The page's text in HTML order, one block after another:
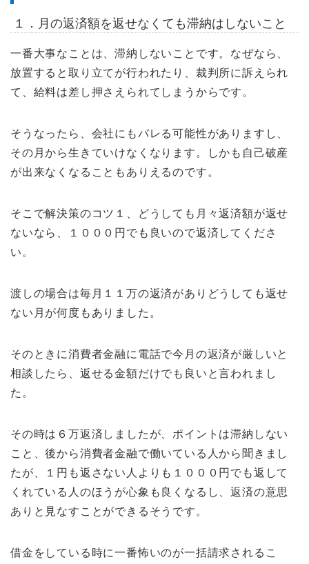
１．月の返済額を返せなくても滞納はしないこと
一番大事なことは、滞納しないことです。なぜなら、
放置すると取り立てが行われたり、裁判所に訴えられ
て、給料は差し押さえられてしまうからです。
そうなったら、会社にもバレる可能性がありますし、
その月から生きていけなくなります。しかも自己破産
が出来なくなることもありえるのです。
そこで解決策のコツ１、どうしても月々返済額が返せ
ないなら、１０００円でも良いので返済してくださ
い。
渡しの場合は毎月１１万の返済がありどうしても返せ
ない月が何度もありました。
そのときに消費者金融に電話で今月の返済が厳しいと
相談したら、返せる金額だけでも良いと言われまし
た。
その時は６万返済しましたが、ポイントは滞納しない
こと、後から消費者金融で働いている人から聞きまし
たが、１円も返さない人よりも１０００円でも返して
くれている人のほうが心象も良くなるし、返済の意思
ありと見なすことができるそうです。
借金をしている時に一番怖いのが一括請求されるこ